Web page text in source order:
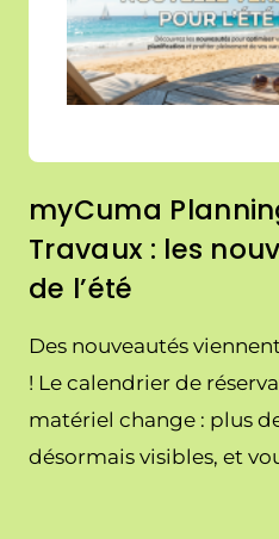
myCuma
Travaux : les
de l’été
Des nouveautés
! Le calendrier de
matériel change : plus
désormais visibles, et